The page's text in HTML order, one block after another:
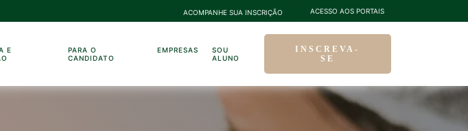
ACOMPANHE SUA INSCRIÇÃO ACESSO AOS PORTAIS
E
PARA O
CANDIDATO
EMPRESAS
SOU
ALUNO
INSCREVA-
SE